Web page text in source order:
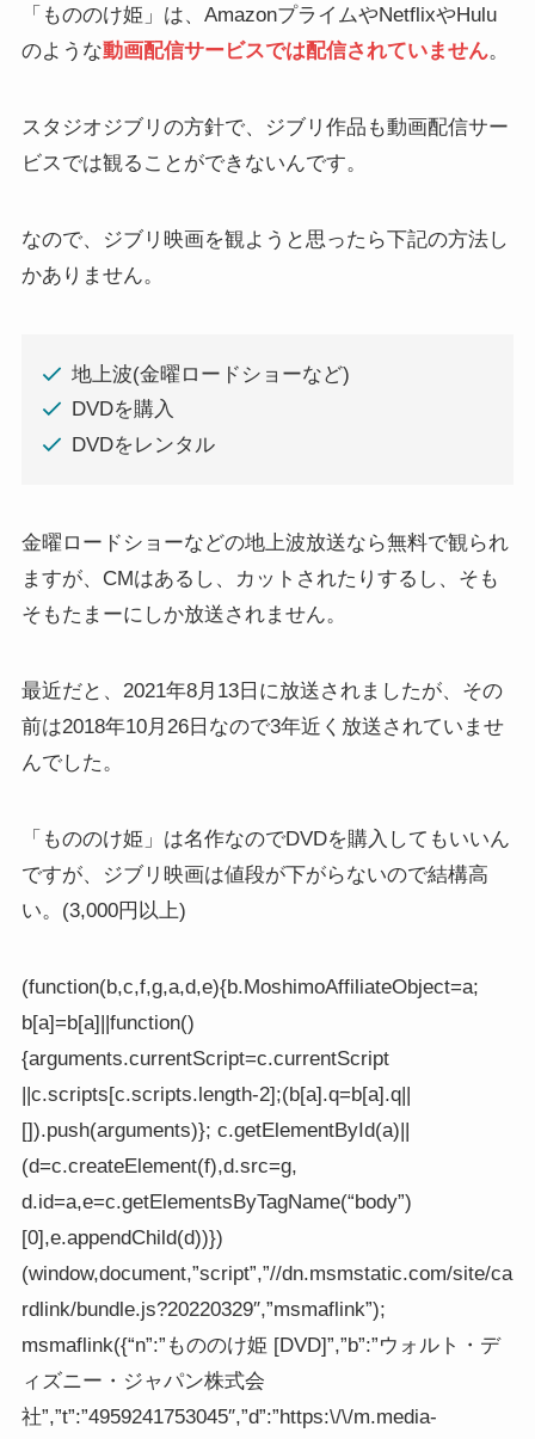
「もののけ姫」は、AmazonプライムやNetflixやHulu
のような動画配信サービスでは配信されていません。
スタジオジブリの方針で、ジブリ作品も動画配信サー
ビスでは観ることができないんです。
なので、ジブリ映画を観ようと思ったら下記の方法し
かありません。
地上波(金曜ロードショーなど)
DVDを購入
DVDをレンタル
金曜ロードショーなどの地上波放送なら無料で観られ
ますが、CMはあるし、カットされたりするし、そも
そもたまーにしか放送されません。
最近だと、2021年8月13日に放送されましたが、その
前は2018年10月26日なので3年近く放送されていませ
んでした。
「もののけ姫」は名作なのでDVDを購入してもいいん
ですが、ジブリ映画は値段が下がらないので結構高
い。(3,000円以上)
(function(b,c,f,g,a,d,e){b.MoshimoAffiliateObject=a;
b[a]=b[a]||function()
{arguments.currentScript=c.currentScript
||c.scripts[c.scripts.length-2];(b[a].q=b[a].q||
[]).push(arguments)}; c.getElementById(a)||
(d=c.createElement(f),d.src=g,
d.id=a,e=c.getElementsByTagName(“body”)
[0],e.appendChild(d))})
(window,document,”script”,”//dn.msmstatic.com/site/ca
rdlink/bundle.js?20220329″,”msmaflink”);
msmaflink({“n”:”もののけ姫 [DVD]”,”b”:”ウォルト・デ
ィズニー・ジャパン株式会
社”,”t”:”4959241753045″,”d”:”https:\/\/m.media-